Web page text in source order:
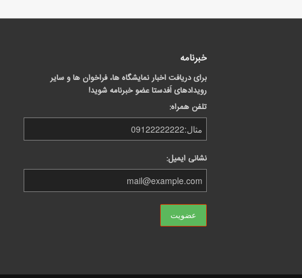
خبرنامه
برای دریافت اخبار نمایشگاه ها، فراخوان ها و سایر
رویدادهای اَفدستا عضو خبرنامه شوید!
تلفن همراه:
نشانی ایمیل: